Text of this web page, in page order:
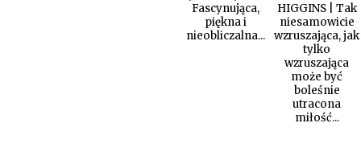
Fascynująca,
piękna i
nieobliczalna...
HIGGINS | Tak
niesamowicie
wzruszająca, jak
tylko
wzruszająca
może być
boleśnie
utracona
miłość...